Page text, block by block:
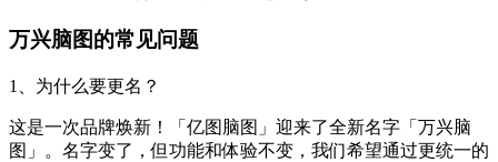
万兴脑图的常见问题
1、为什么要更名？
这是一次品牌焕新！「亿图脑图」迎来了全新名字「万兴脑
图」。名字变了，但功能和体验不变，我们希望通过更统一的